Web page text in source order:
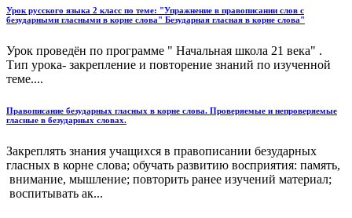
Урок русского языка 2 класс по теме: "Упражнение в правописании слов с
безударными гласными в корне слова" Безударная гласная в корне слова"
Урок проведён по программе " Начальная школа 21 века" .
Тип урока- закрепление и повторение знаний по изученной
теме....
Правописание безударных гласных в корне слова. Проверяемые и непроверяемые
гласные в безударных словах.
Закреплять знания учащихся в правописании безударных
гласных в корне слова; обучать развитию восприятия: память,
внимание, мышление; повторить ранее изучений материал;
воспитывать ак...